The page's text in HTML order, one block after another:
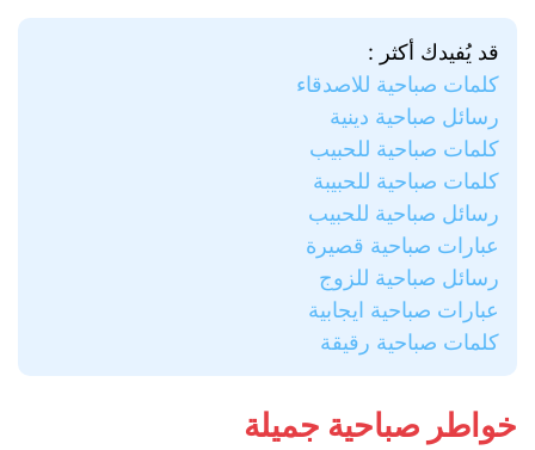
قد يُفيدك أكثر :
كلمات صباحية للاصدقاء
رسائل صباحية دينية
كلمات صباحية للحبيب
كلمات صباحية للحبيبة
رسائل صباحية للحبيب
عبارات صباحية قصيرة
رسائل صباحية للزوج
عبارات صباحية ايجابية
كلمات صباحية رقيقة
خواطر صباحية جميلة